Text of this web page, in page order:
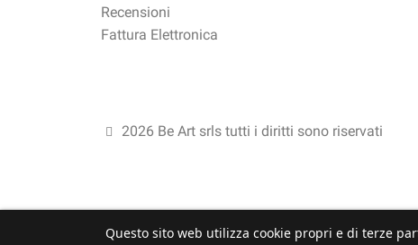
Recensioni
Fattura Elettronica
2026 Be Art srls tutti i diritti sono riservati
Questo sito web utilizza cookie propri e di terze